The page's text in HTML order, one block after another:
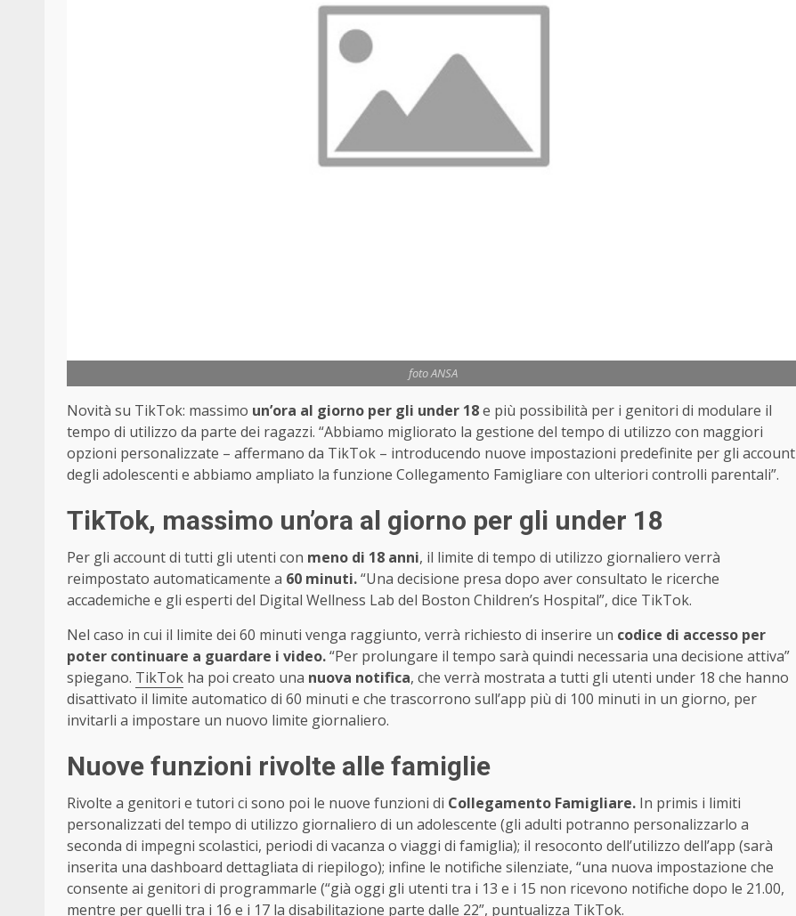
foto ANSA
Novità su TikTok: massimo un’ora al giorno per gli under 18e più possibilità per i genitori di modulare il
tempo di utilizzo da parte dei ragazzi. “Abbiamo migliorato la gestione del tempo di utilizzo con maggiori
opzioni personalizzate – affermano da TikTok – introducendo nuove impostazioni predefinite per gli account
degli adolescenti e abbiamo ampliato la funzione Collegamento Famigliare con ulteriori controlli parentali”.
TikTok, massimo un’ora al giorno per gli under 18
Per gli account di tutti gli utenti con meno di 18 anni, il limite di tempo di utilizzo giornaliero verrà
reimpostato automaticamente a 60 minuti.“Una decisione presa dopo aver consultato le ricerche
accademiche e gli esperti del Digital Wellness Lab del Boston Children’s Hospital”, dice TikTok.
Nel caso in cui il limite dei 60 minuti venga raggiunto, verrà richiesto di inserire un codice di accesso per
poter continuare a guardare i video.“Per prolungare il tempo sarà quindi necessaria una decisione attiva”
spiegano. TikTok ha poi creato una nuova notifica, che verrà mostrata a tutti gli utenti under 18 che hanno
disattivato il limite automatico di 60 minuti e che trascorrono sull’app più di 100 minuti in un giorno, per
invitarli a impostare un nuovo limite giornaliero.
Nuove funzioni rivolte alle famiglie
Rivolte a genitori e tutori ci sono poi le nuove funzioni di Collegamento Famigliare. In primis i limiti
personalizzati del tempo di utilizzo giornaliero di un adolescente (gli adulti potranno personalizzarlo a
seconda di impegni scolastici, periodi di vacanza o viaggi di famiglia); il resoconto dell’utilizzo dell’app (sarà
inserita una dashboard dettagliata di riepilogo); infine le notifiche silenziate, “una nuova impostazione che
consente ai genitori di programmarle (“già oggi gli utenti tra i 13 e i 15 non ricevono notifiche dopo le 21.00,
mentre per quelli tra i 16 e i 17 la disabilitazione parte dalle 22”, puntualizza TikTok.